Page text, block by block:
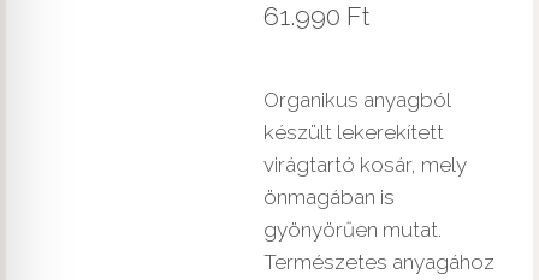
61.990 Ft
Organikus anyagból
készült lekerekített
virágtartó kosár, mely
önmagában is
gyönyörűen mutat.
Természetes anyagához